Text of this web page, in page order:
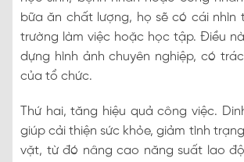
bữa ăn chất lượng, họ sẽ có cái nhìn
trường làm việc hoặc học tập. Điều
dựng hình ảnh chuyên nghiệp, có
của tổ chức.
Thứ hai, tăng hiệu quả công việc.
giúp cải thiện sức khỏe, giảm tình
vặt, từ đó nâng cao năng suất lao